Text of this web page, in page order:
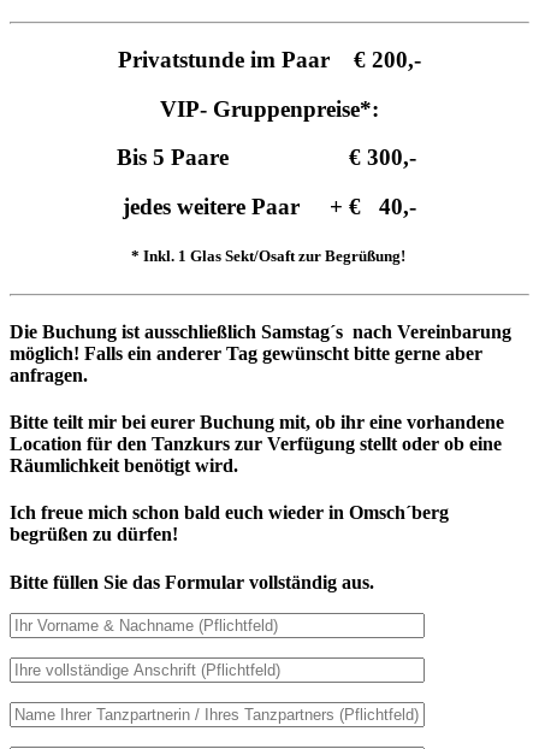
Privatstunde im Paar € 200,-
VIP- Gruppenpreise*:
Bis 5 Paare € 300,-
jedes weitere Paar + € 40,-
* Inkl. 1 Glas Sekt/Osaft zur Begrüßung!
Die Buchung ist ausschließlich Samstag´s nach Vereinbarung
möglich! Falls ein anderer Tag gewünscht bitte gerne aber
anfragen.
Bitte teilt mir bei eurer Buchung mit, ob ihr eine vorhandene
Location für den Tanzkurs zur Verfügung stellt oder ob eine
Räumlichkeit benötigt wird.
Ich freue mich schon bald euch wieder in Omsch´berg
begrüßen zu dürfen!
Bitte füllen Sie das Formular vollständig aus.